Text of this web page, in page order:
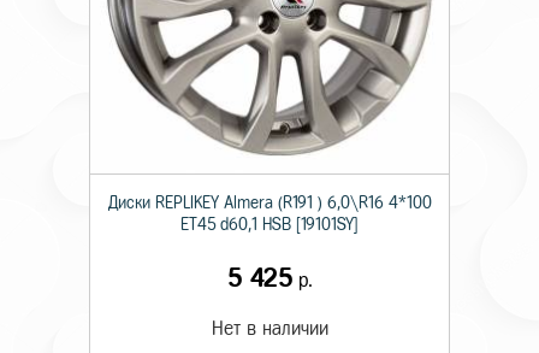
Диски RЕPLIKEY Almera (R191 ) 6,0\R16 4*100
ET45 d60,1 HSB [19101SY]
5 425р.
Нет в наличии